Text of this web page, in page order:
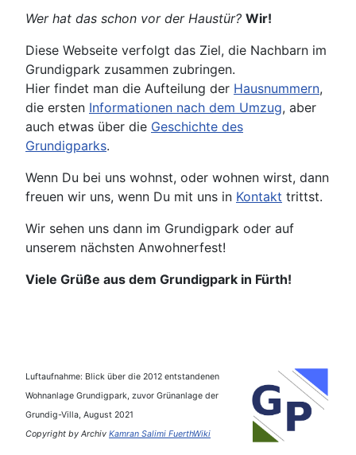
Wer hat das schon vor der Haustür? Wir!
Diese Webseite verfolgt das Ziel, die Nachbarn im
Grundigpark zusammen zubringen.
Hier findet man die Aufteilung der Hausnummern,
die ersten Informationen nach dem Umzug, aber
auch etwas über die Geschichte des
Grundigparks.
Wenn Du bei uns wohnst, oder wohnen wirst, dann
freuen wir uns, wenn Du mit uns in Kontakt trittst.
Wir sehen uns dann im Grundigpark oder auf
unserem nächsten Anwohnerfest!
Viele Grüße aus dem Grundigpark in Fürth!
Luftaufnahme: Blick über die 2012 entstandenen
Wohnanlage Grundigpark, zuvor Grünanlage der
Grundig-Villa, August 2021
Copyright by Archiv Kamran Salimi FuerthWiki